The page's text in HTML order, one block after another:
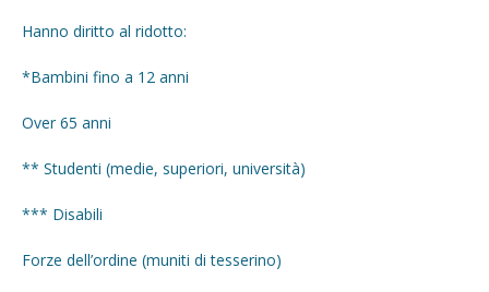
Hanno diritto al ridotto:
*Bambini fino a 12 anni
Over 65 anni
** Studenti (medie, superiori, università)
*** Disabili
Forze dell’ordine (muniti di tesserino)